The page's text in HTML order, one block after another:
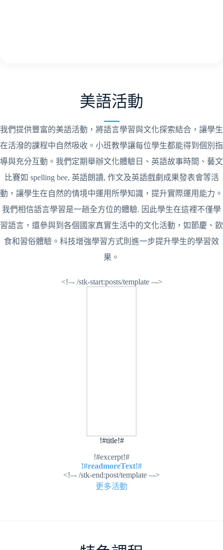
美語活動
我們提供豐富的美語活動，將語言學習與文化探索結合，讓學生
在活潑的課程中自然吸收。小班教學讓每位學生都能得到個別指
導與充分互動。我們定期舉辦文化體驗日、英語故事時間、藝文
比賽如 spelling bee, 英語朗讀, 作文及英語戲劇成果發表會等活
動，讓學生在自然的情境中運用所學知識，提升實際運用能力。
我們相信語言學習是一趟全方位的體驗. 因此學生在這裡不僅學
習語言，還參與到各個國家真實生活中的文化活動，如節慶、飲
食和習俗體驗。科技增強學習方式則進一步提升學生的學習效
果。
<!–- /stk-start:posts/template –->
!#title!#
!#excerpt!#
!#readmoreText!#
<!–- /stk-end:post/template –->
更多活動